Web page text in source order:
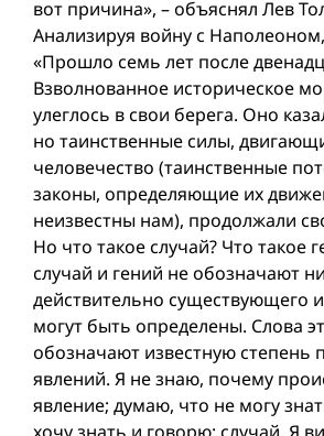
вот причина», – объяснял Лев
Анализируя войну с
«Прошло семь лет после
Взволнованное историческое
улеглось в свои берега. Оно
но таинственные силы,
человечество (таинственные
законы, определяющие их
неизвестны нам), продолжали
Но что такое случай? Что такое
случай и гений не обозначают
действительно существующего
могут быть определены. Слова
обозначают известную степень
явлений. Я не знаю, почему
явление; думаю, что не могу